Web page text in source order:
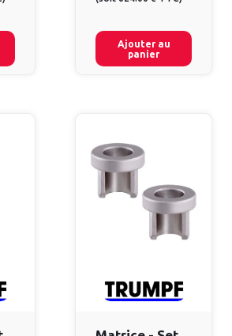
Ajouter au
panier